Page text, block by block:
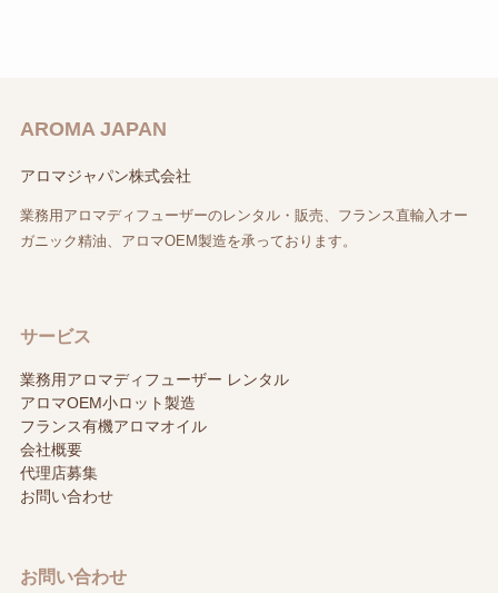
AROMA JAPAN
アロマジャパン株式会社
業務用アロマディフューザーのレンタル・販売、フランス直輸入オー
ガニック精油、アロマOEM製造を承っております。
サービス
業務用アロマディフューザー レンタル
アロマOEM小ロット製造
フランス有機アロマオイル
会社概要
代理店募集
お問い合わせ
お問い合わせ